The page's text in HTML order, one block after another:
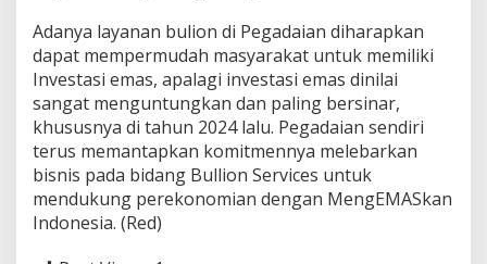
Adanya layanan bulion di Pegadaian diharapkan
dapat mempermudah masyarakat untuk memiliki
Investasi emas, apalagi investasi emas dinilai
sangat menguntungkan dan paling bersinar,
khususnya di tahun 2024 lalu. Pegadaian sendiri
terus memantapkan komitmennya melebarkan
bisnis pada bidang Bullion Services untuk
mendukung perekonomian dengan MengEMASkan
Indonesia. (Red)